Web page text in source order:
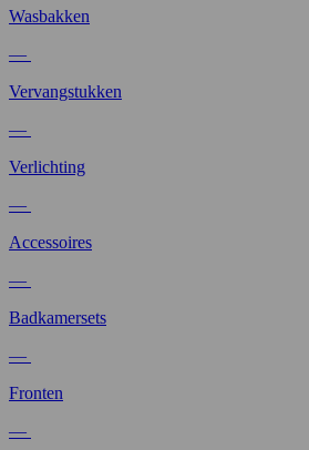
Wasbakken
—
Vervangstukken
—
Verlichting
—
Accessoires
—
Badkamersets
—
Fronten
—